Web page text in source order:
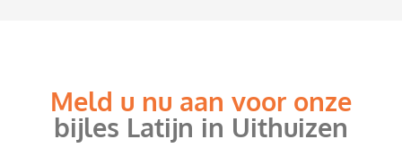
Meld u nu aan voor onze
bijles Latijn in Uithuizen